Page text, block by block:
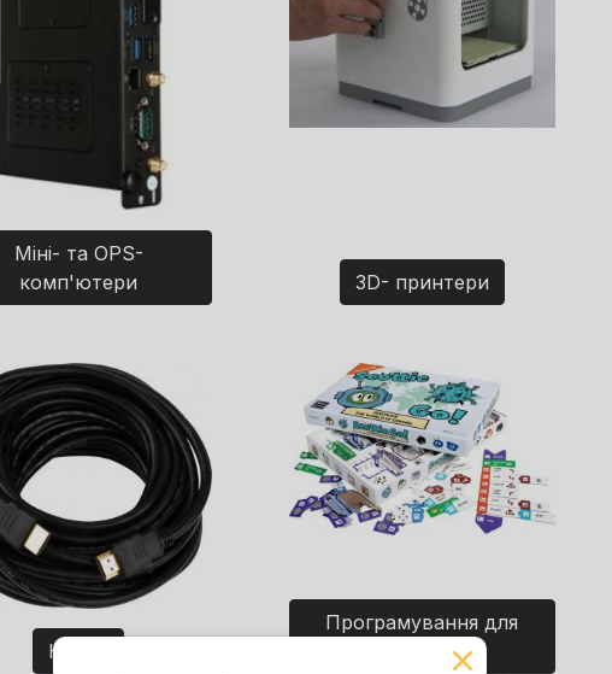
Міні- та OPS-
комп'ютери
3D- принтери
Кабелі
Програмування для
дітей. Ігри.